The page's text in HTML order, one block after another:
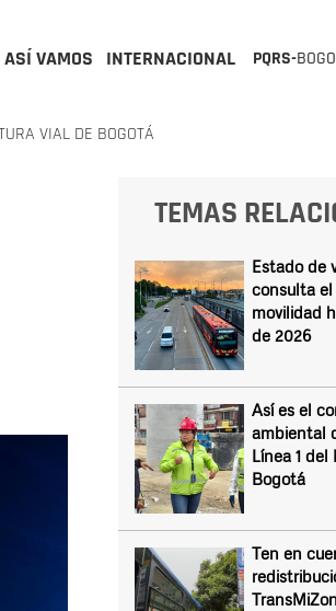
ASÍ VAMOS INTERNACIONAL PQRS-
VIAL DE BOGOTÁ
TEMAS
Estado de
consulta
movilidad
de 2026
Así es el
ambiental
Línea 1 del
Bogotá
Ten en